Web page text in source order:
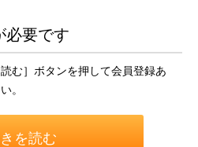
必要です
む］ボタンを押して会員登録あ
。
を読む